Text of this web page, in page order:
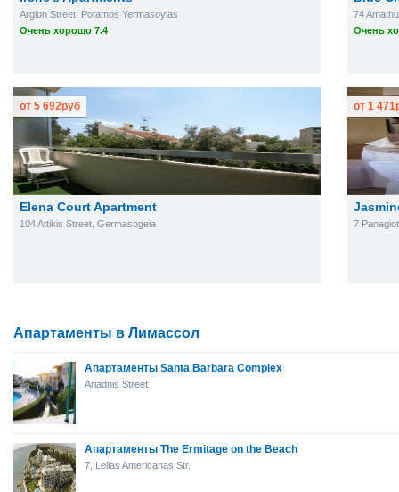
Argion Street, Potamos Yermasoyias
Очень хорошо 7.4
74
Очень
Elena Court Apartment
104 Attikis Street, Germasogeia
от 5 692руб
7
от 1 471
Апартаменты в Лимассол
Апартаменты Santa Barbara Complex
Ariadnis Street
Апартаменты The Ermitage on the Beach
7, Lellas Americanas Str.